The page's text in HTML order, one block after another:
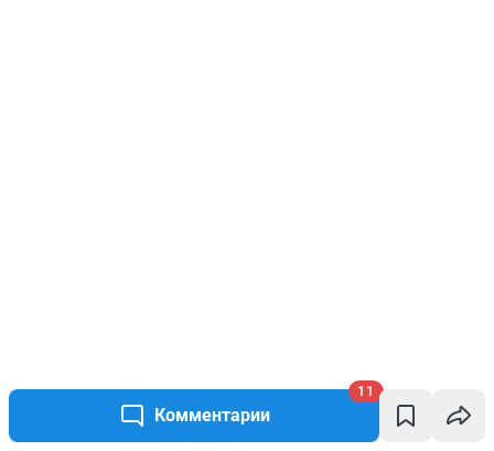
Комментарии
11